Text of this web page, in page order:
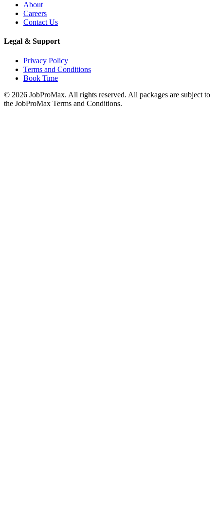
About
Careers
Contact Us
Legal & Support
Privacy Policy
Terms and Conditions
Book Time
© 2026 JobProMax. All rights reserved. All packages are subject to
the JobProMax Terms and Conditions.